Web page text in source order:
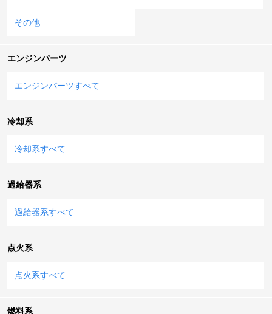
その他
エンジンパーツ
エンジンパーツすべて
冷却系
冷却系すべて
過給器系
過給器系すべて
点火系
点火系すべて
燃料系